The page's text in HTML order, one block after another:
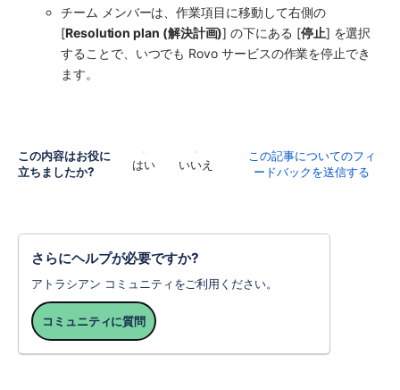
チーム メンバーは、作業項目に移動して右側の
[Resolution plan (解決計画)] の下にある [停止] を選択
することで、いつでも Rovo サービスの作業を停止でき
ます。
この内容はお役に
立ちましたか?
はい いいえ
この記事についてのフィ
ードバックを送信する
さらにヘルプが必要ですか?
アトラシアン コミュニティをご利用ください。
コミュニティに質問